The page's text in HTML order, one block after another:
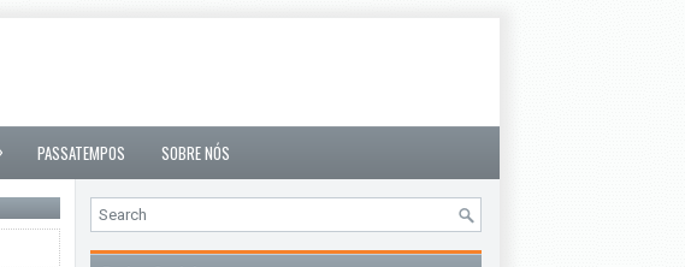
PASSATEMPOS SOBRE NÓS